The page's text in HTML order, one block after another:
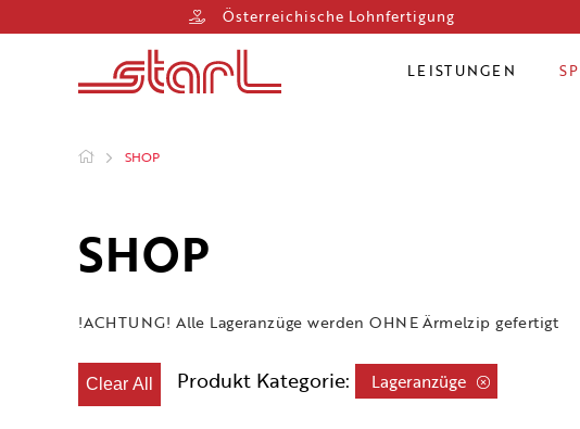
Österreichische Lohnfertigung
LEISTUNGEN
SHOP
SHOP
!ACHTUNG! Alle Lageranzüge werden OHNE Ärmelzip gefertigt
Clear All Produkt Kategorie: Lageranzüge